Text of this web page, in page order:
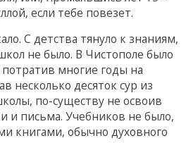
если тебе повезет.
С детства тянуло к знаниям,
не было. В Чистополе было
многие годы на
несколько десяток сур из
по-существу не освоив
и письма. Учебников не было,
книгами, обычно духовного